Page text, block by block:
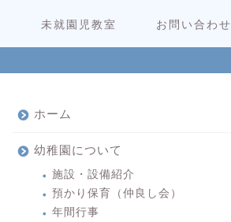
未就園児教室 お問い合わせ
ホーム
幼稚園について
施設・設備紹介
預かり保育（仲良し会）
年間行事